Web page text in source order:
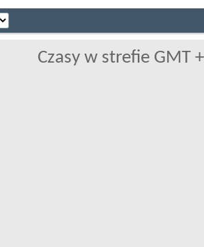
Czasy w strefie GMT